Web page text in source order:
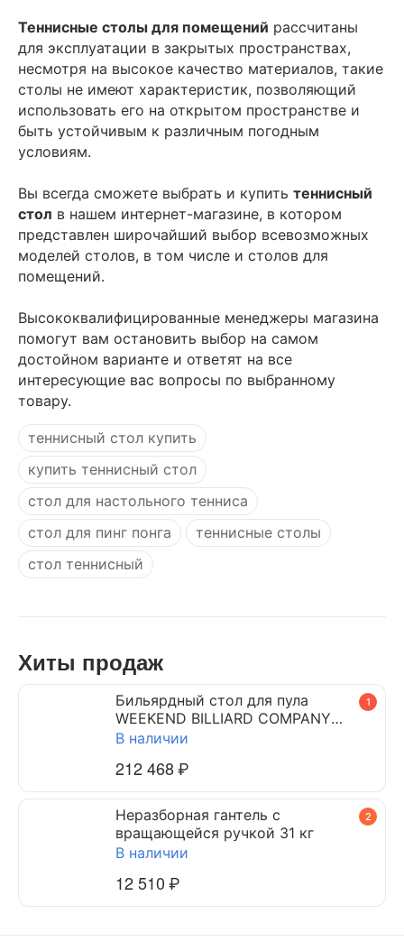
Теннисные столы для помещений рассчитаны
для эксплуатации в закрытых пространствах,
несмотря на высокое качество материалов, такие
столы не имеют характеристик, позволяющий
использовать его на открытом пространстве и
быть устойчивым к различным погодным
условиям.
Вы всегда сможете выбрать и купить теннисный
стол в нашем интернет-магазине, в котором
представлен широчайший выбор всевозможных
моделей столов, в том числе и столов для
помещений.
Высококвалифицированные менеджеры магазина
помогут вам остановить выбор на самом
достойном варианте и ответят на все
интересующие вас вопросы по выбранному
товару.
теннисный стол купить
купить теннисный стол
стол для настольного тенниса
стол для пинг понга
теннисные столы
стол теннисный
Хиты продаж
1
Бильярдный стол для пула
WEEKEND BILLIARD COMPANY
DYNAMIC TRIUMPH 7 ф (черный)
В наличии
212 468₽
2
Неразборная гантель c
вращающейся ручкой 31 кг
В наличии
12 510₽